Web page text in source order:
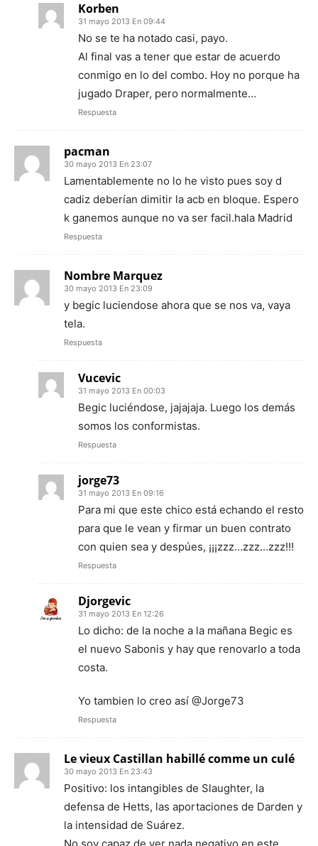
Korben
31 mayo 2013 En 09:44
No se te ha notado casi, payo.
Al final vas a tener que estar de acuerdo
conmigo en lo del combo. Hoy no porque ha
jugado Draper, pero normalmente…
Respuesta
pacman
30 mayo 2013 En 23:07
Lamentablemente no lo he visto pues soy d
cadiz deberían dimitir la acb en bloque. Espero
k ganemos aunque no va ser facil.hala Madrid
Respuesta
Nombre Marquez
30 mayo 2013 En 23:09
y begic luciendose ahora que se nos va, vaya
tela.
Respuesta
Vucevic
31 mayo 2013 En 00:03
Begic luciéndose, jajajaja. Luego los demás
somos los conformistas.
Respuesta
jorge73
31 mayo 2013 En 09:16
Para mi que este chico está echando el resto
para que le vean y firmar un buen contrato
con quien sea y despúes, ¡¡¡zzz…zzz…zzz!!!
Respuesta
Djorgevic
31 mayo 2013 En 12:26
Lo dicho: de la noche a la mañana Begic es
el nuevo Sabonis y hay que renovarlo a toda
costa.
Yo tambien lo creo así @Jorge73
Respuesta
Le vieux Castillan habillé comme un culé
30 mayo 2013 En 23:43
Positivo: los intangibles de Slaughter, la
defensa de Hetts, las aportaciones de Darden y
la intensidad de Suárez.